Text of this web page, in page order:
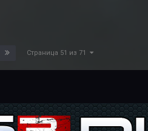
Страница 51 из 71